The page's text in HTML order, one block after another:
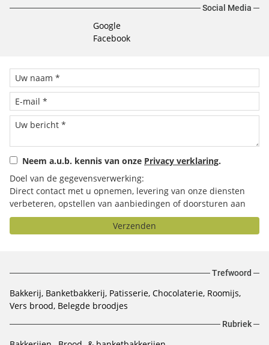
Social Media
Google
Facebook
Neem a.u.b. kennis van onze Privacy verklaring.
Doel van de gegevensverwerking:
Direct contact met u opnemen, levering van onze diensten
verbeteren, opstellen van aanbiedingen of doorsturen aan
het door u geselecteerde bedrijf.
Verzenden
Trefwoord
Bakkerij, Banketbakkerij, Patisserie, Chocolaterie, Roomijs,
Vers brood, Belegde broodjes
Rubriek